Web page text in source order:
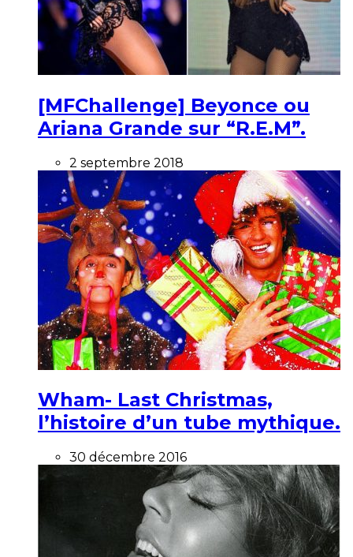
[MFChallenge] Beyonce ou
Ariana Grande sur “R.E.M”.
2 septembre 2018
Wham- Last Christmas,
l’histoire d’un tube mythique.
30 décembre 2016